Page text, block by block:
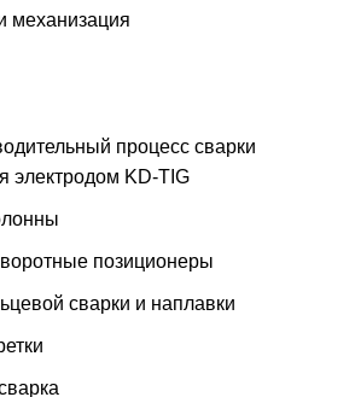
механизация
процесс сварки
электродом KD-TIG
позиционеры
сварки и наплавки